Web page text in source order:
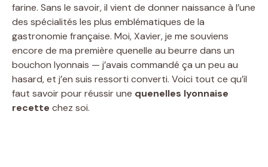
farine. Sans le savoir, il vient de donner naissance à l’une
des spécialités les plus emblématiques de la
gastronomie française. Moi, Xavier, je me souviens
encore de ma première quenelle au beurre dans un
bouchon lyonnais — j’avais commandé ça un peu au
hasard, et j’en suis ressorti converti. Voici tout ce qu’il
faut savoir pour réussir une quenelles lyonnaise
recette chez soi.